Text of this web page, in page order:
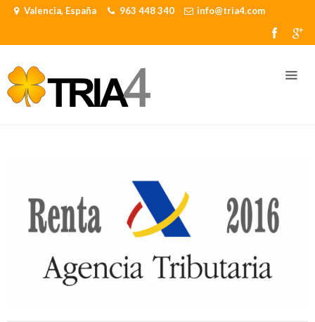
Valencia, España 963 448 340 info@tria4.com
LEER MÁS
Conozca
¿Quiénes
somos?
Profesionales
Nuestros